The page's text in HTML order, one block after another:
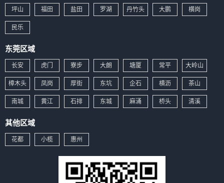
坪山 福田 盐田 罗湖 丹竹头 大鹏 横岗
民乐
东莞区域
长安 虎门 寮步 大朗 塘厦 常平 大岭山
樟木头 凤岗 厚街 东坑 企石 横沥 茶山
南城 黄江 石排 东城 麻涌 桥头 清溪
其他区域
花都 小榄 惠州